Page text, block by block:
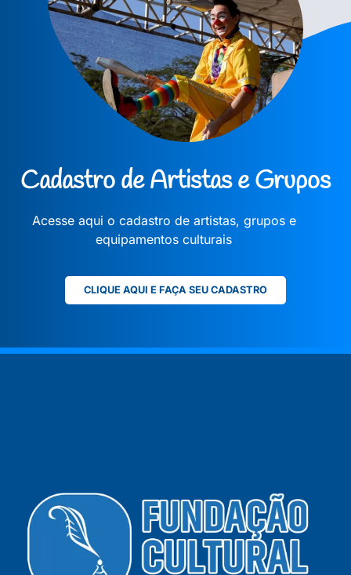
Cadastro de Artistas e Grupos
Acesse aqui o cadastro de artistas, grupos e
equipamentos culturais
CLIQUE AQUI E FAÇA SEU CADASTRO